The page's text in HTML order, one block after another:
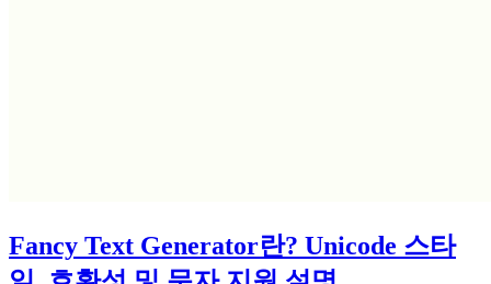
Fancy Text Generator란? Unicode 스타